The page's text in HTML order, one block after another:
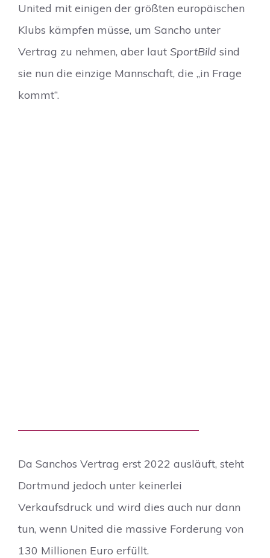
United mit einigen der größten europäischen
Klubs kämpfen müsse, um Sancho unter
Vertrag zu nehmen, aber laut SportBild sind
sie nun die einzige Mannschaft, die „in Frage
kommt“.
Da Sanchos Vertrag erst 2022 ausläuft, steht
Dortmund jedoch unter keinerlei
Verkaufsdruck und wird dies auch nur dann
tun, wenn United die massive Forderung von
130 Millionen Euro erfüllt.